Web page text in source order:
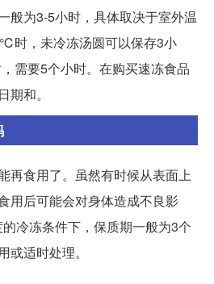
般为3-5小时，具体取决于室外温
时，未冷冻汤圆可以保存3小
需要5个小时。在购买速冻食品
和。
再食用了。虽然有时候从表面上
用后可能会对身体造成不良影
冷冻条件下，保质期一般为3个
或适时处理。